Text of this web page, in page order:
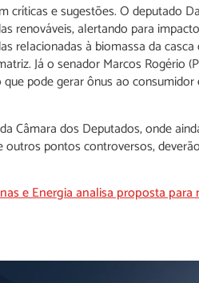
críticas e sugestões. O deputado
renováveis, alertando para
relacionadas à biomassa da
Já o senador Marcos Rogério
pode gerar ônus ao
Câmara dos Deputados, onde
pontos controversos,
e Energia analisa proposta